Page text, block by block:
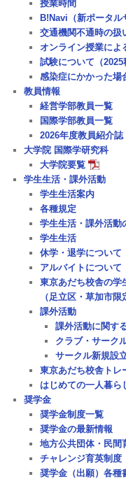
授業時間
B!Navi（新ポータル
交通機関不通時の扱
オンライン授業によ
試験について（2025
感染症にかかった場
教員情報
経営学部教員一覧
国際学部教員一覧
2026年度教員紹介
大学院 国際学研究科
大学院要覧
学生生活・課外活動
学生生活案内
各種規定
学生生活・課外活動
学生生活
休学・退学について
アルバイトについて
東京あだち校舎の学
（足立区・草加市限
課外活動
課外活動に関す
クラブ・サーク
サークル新規設
東京あだち校舎トレ
はじめての一人暮ら
奨学金
奨学金制度一覧
奨学金の最新情報
地方公共団体・民間
チャレンジ育英制度
奨学金（出願）各種